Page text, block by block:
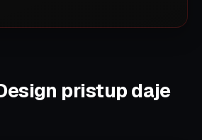
pristup daje